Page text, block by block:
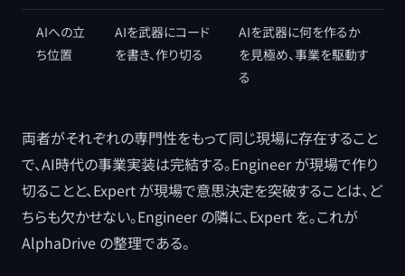
AIへの立
ち位置
AIを武器にコード
を書き、作り切る
AIを武器に何を作るか
を見極め、事業を駆動す
る
両者がそれぞれの専門性をもって同じ現場に存在すること
で、AI時代の事業実装は完結する。Engineer が現場で作り
切ることと、Expert が現場で意思決定を突破することは、ど
ちらも欠かせない。Engineer の隣に、Expert を。これが
AlphaDrive の整理である。